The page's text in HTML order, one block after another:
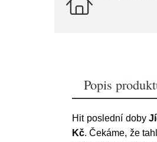
Popis
Hit poslední doby
Kč. Čekáme, že